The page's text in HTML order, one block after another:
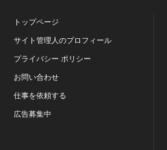
トップページ
サイト管理人のプロフィール
プライバシー ポリシー
お問い合わせ
仕事を依頼する
広告募集中